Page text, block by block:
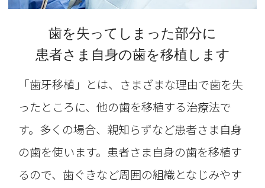
歯を失ってしまった部分に
患者さま自身の歯を移植します
「歯牙移植」とは、さまざまな理由で歯を失
ったところに、他の歯を移植する治療法で
す。多くの場合、親知らずなど患者さま自身
の歯を使います。患者さま自身の歯を移植す
るので、歯ぐきなど周囲の組織となじみやす